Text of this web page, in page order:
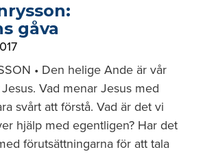
gåva
• Den helige Ande är vår
Vad menar Jesus med
svårt att förstå. Vad är det vi
hjälp med egentligen? Har det
förutsättningarna för att tala